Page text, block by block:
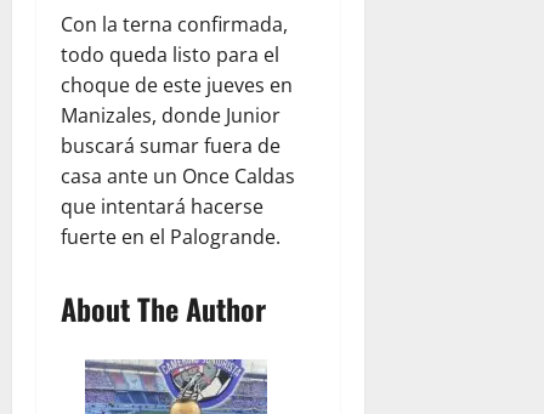
Con la terna confirmada,
todo queda listo para el
choque de este jueves en
Manizales, donde Junior
buscará sumar fuera de
casa ante un Once Caldas
que intentará hacerse
fuerte en el Palogrande.
About The Author